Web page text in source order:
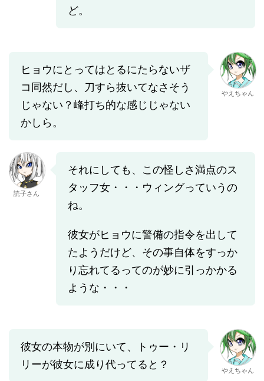
ど。
ヒョウにとってはとるにたらないザ
コ同然だし、刀すら抜いてなさそう
じゃない？峰打ち的な感じじゃない
かしら。
やえちゃん
読子さん
それにしても、この怪しさ満点のス
タッフ女・・・ウィングっていうの
ね。
彼女がヒョウに警備の指令を出して
たようだけど、その事自体をすっか
り忘れてるってのが妙に引っかかる
ような・・・
彼女の本物が別にいて、トゥー・リ
リーが彼女に成り代ってると？
やえちゃん